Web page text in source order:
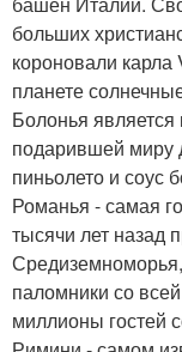
больших
короновали
планете
Болонья
подарившей миру
пиньолето и соус
Романья - самая
тысячи лет назад
паломники со
миллионы гостей